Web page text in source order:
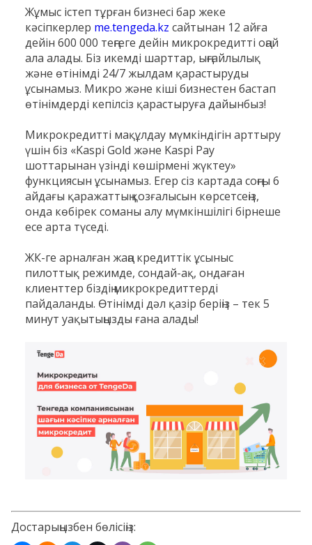
Жұмыс істеп тұрған бизнесі бар жеке
кәсіпкерлер me.tengeda.kz сайтынан 12 айға
дейін 600 000 теңгеге дейін микрокредитті оңай
ала алады. Біз икемді шарттар, ыңғайлылық
және өтінімді 24/7 жылдам қарастыруды
ұсынамыз. Микро және кіші бизнестен бастап
өтінімдерді кепілсіз қарастыруға дайынбыз!
Микрокредитті мақұлдау мүмкіндігін арттыру
үшін біз «Kaspi Gold және Kaspi Pay
шоттарынан үзінді көшірмені жүктеу»
функциясын ұсынамыз. Егер сіз картада соңғы 6
айдағы қаражаттың қозғалысын көрсетсеңіз,
онда көбірек соманы алу мүмкіншілігі бірнеше
есе арта түседі.
ЖК-ге арналған жаңа кредиттік ұсыныс
пилоттық режимде, сондай-ақ, ондаған
клиенттер біздің микрокредиттерді
пайдаланды. Өтінімді дәл қазір беріңіз – тек 5
минут уақытыңызды ғана алады!
Достарыңызбен бөлісіңіз: